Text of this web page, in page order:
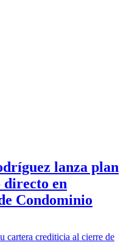
lanza plan
en
Condominio
crediticia al cierre de